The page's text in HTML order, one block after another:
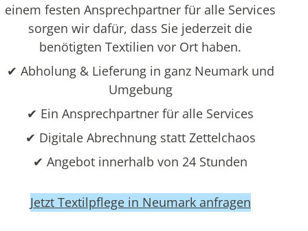
einem festen Ansprechpartner für alle Services
sorgen wir dafür, dass Sie jederzeit die
benötigten Textilien vor Ort haben.
✔ Abholung & Lieferung in ganz Neumark und
Umgebung
✔ Ein Ansprechpartner für alle Services
✔ Digitale Abrechnung statt Zettelchaos
✔ Angebot innerhalb von 24 Stunden
Jetzt Textilpflege in Neumark anfragen